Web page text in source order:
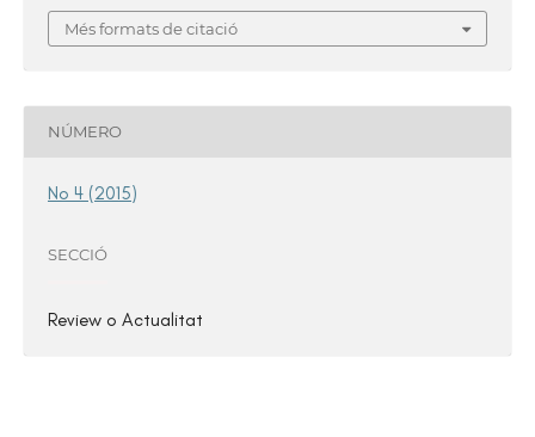
Més formats de citació
NÚMERO
No 4 (2015)
SECCIÓ
Review o Actualitat